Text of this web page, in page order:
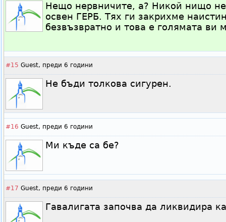
Нещо нервничите, а? Никой нищо не
освен ГЕРБ. Тях ги закрихме
безвъзвратно и това е голямата ви
#15 Guest, преди 6 години
Не бъди толкова сигурен.
#16 Guest, преди 6 години
Ми къде са бе?
#17 Guest, преди 6 години
Гавалигата започва да ликвидира